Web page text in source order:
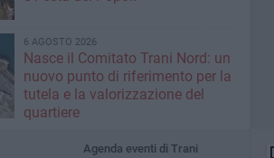
6 AGOSTO 2026
Nasce il Comitato Trani Nord: un
nuovo punto di riferimento per la
tutela e la valorizzazione del
quartiere
Agenda eventi di Trani